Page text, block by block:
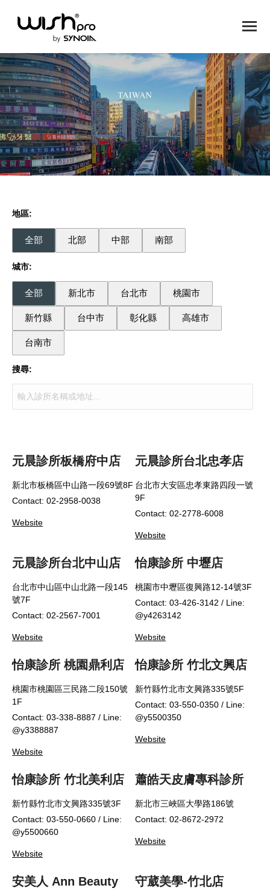
地區:
全部 北部 中部 南部
城市:
全部 新北市 台北市 桃園市
新竹縣 台中市 彰化縣 高雄市
台南市
搜尋:
元晨診所板橋府中店
新北市板橋區中山路一段69號8F
Contact: 02-2958-0038
Website
元晨診所台北忠孝店
台北市大安區忠孝東路四段一號
9F
Contact: 02-2778-6008
Website
元晨診所台北中山店
台北市中山區中山北路一段145
號7F
Contact: 02-2567-7001
Website
怡康診所 中壢店
桃園市中壢區復興路12-14號3F
Contact: 03-426-3142 / Line:
@y4263142
Website
怡康診所 桃園鼎利店
桃園市桃園區三民路二段150號
1F
Contact: 03-338-8887 / Line:
@y3388887
Website
怡康診所 竹北文興店
新竹縣竹北市文興路335號5F
Contact: 03-550-0350 / Line:
@y5500350
Website
怡康診所 竹北美利店
新竹縣竹北市文興路335號3F
Contact: 03-550-0660 / Line:
@y5500660
Website
蕭皓天皮膚專科診所
新北市三峽區大學路186號
Contact: 02-8672-2972
Website
安美人 Ann Beauty
守葳美學-竹北店